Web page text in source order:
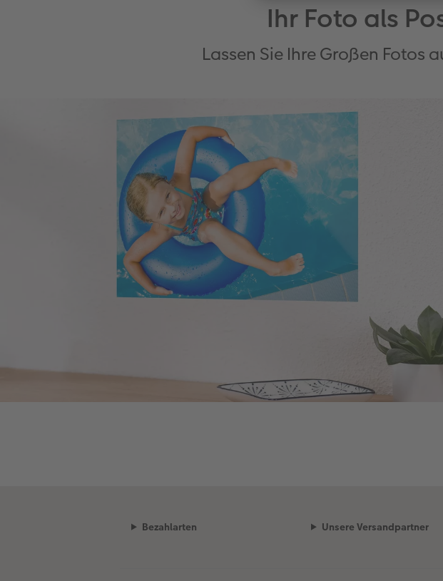
Ihr Foto als
Lassen Sie Ihre Großen
Bezahlarten Unsere Versandpartner